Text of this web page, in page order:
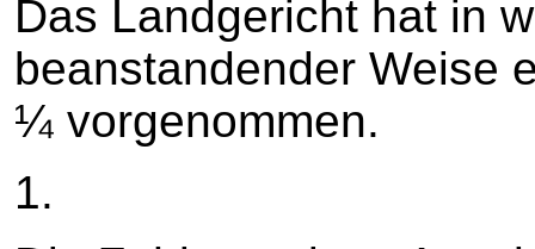
Das Landgericht hat in
beanstandender Weise
¼ vorgenommen.
1.